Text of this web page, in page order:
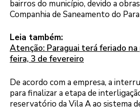
bairros do município, devido a
Companhia de Saneamento do
Leia também:
Atenção: Paraguai terá feriado
feira, 3 de fevereiro
De acordo com a empresa, a
para finalizar a etapa de
reservatório da Vila A ao sistema